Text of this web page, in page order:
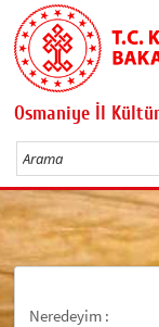
Osmaniye İl
Neredeyim :